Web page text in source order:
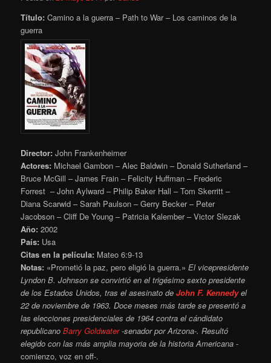
Título: Camino a la guerra – Path to War – Los caminos de la
guerra
Director: John Frankenheimer
Actores: Michael Gambon – Alec Baldwin – Donald Sutherland –
Bruce McGill – James Frain – Felicity Huffman – Frederic
Forrest – John Aylward – Philip Baker Hall – Tom Skerritt –
Diana Scarwid – Sarah Paulson – Gerry Becker – Peter
Jacobson – Cliff De Young – Patricia Kalember – Victor Slezak
Año: 2002
País: Usa
Citas en la película: Mateo 6:9-13
Notas: «Prometió la paz, pero eligió la guerra.» El vicepresidente
Lyndon B. Johnson se convirtió en el trigésimo sexto presidente
de los Estados Unidos, tras el asesinato deJohn F. Kennedyel
22 de noviembre de 1963.Doce meses más tarde se presentó a
las elecciones presidenciales de 1964 contra el cándidato
republicanoBarry Goldwater-senador por Arizona-. Resultó
elegido con las más amplia mayoria de la historia Americana-
comienzo, voz en off-.